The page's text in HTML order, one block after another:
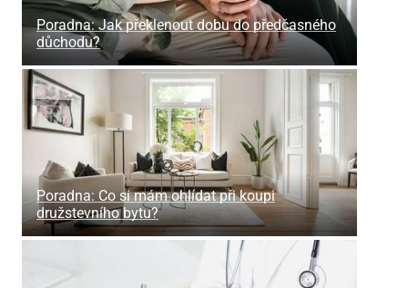
Poradna: Jak překlenout dobu do předčasného
důchodu?
Poradna: Co si mám ohlídat při koupi
družstevního bytu?